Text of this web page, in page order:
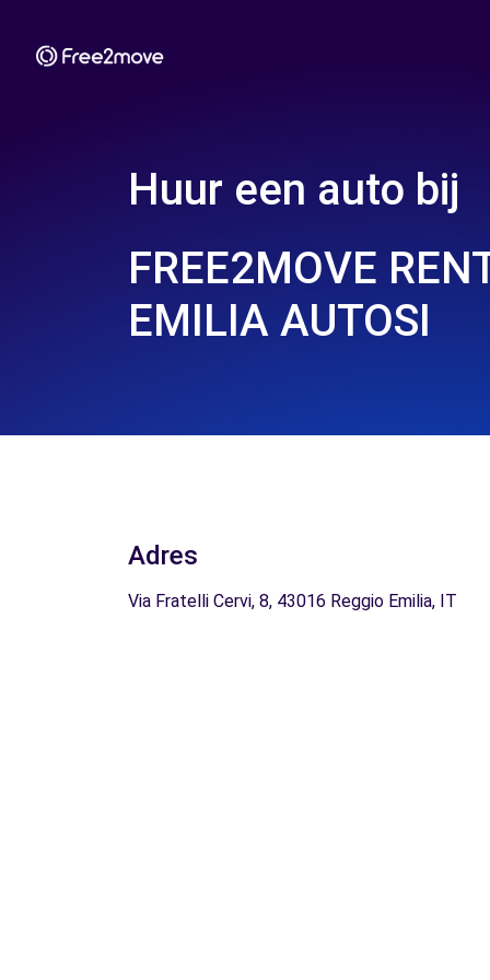
Huur een auto bij
FREE2MOVE
EMILIA AUTOSI
Adres
Via Fratelli Cervi, 8, 43016 Reggio Emilia, IT